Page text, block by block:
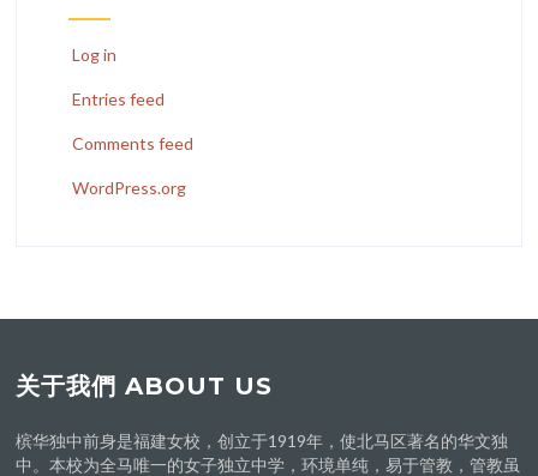
Log in
Entries feed
Comments feed
WordPress.org
关于我們 ABOUT US
槟华独中前身是福建女校，创立于1919年，使北马区著名的华文独
中。本校为全马唯一的女子独立中学，环境单纯，易于管教，管教虽